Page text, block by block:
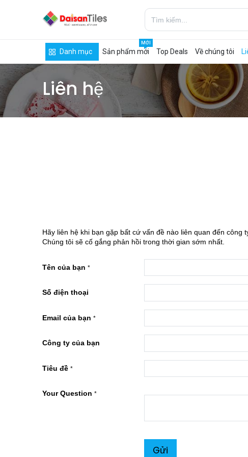
Danh mục Sản phẩm mới
MỚI
Top Deals Về chúng tôi
Liên hệ
Hãy liên hệ khi bạn gặp bất cứ vấn đề nào liên quan đến công
Chúng tôi sẽ cố gắng phản hồi trong thời gian sớm nhất.
Tên của bạn *
Số điện thoại
Email của bạn *
Công ty của bạn
Tiêu đề *
Your Question *
Gửi